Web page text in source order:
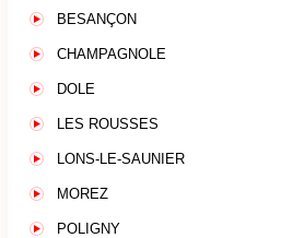
BESANÇON
CHAMPAGNOLE
DOLE
LES ROUSSES
LONS-LE-SAUNIER
MOREZ
POLIGNY